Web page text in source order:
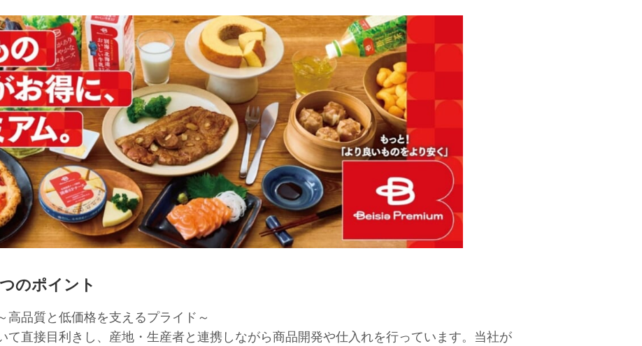
のポイント
品質と低価格を支えるプライド～
て直接目利きし、産地・生産者と連携しながら商品開発や仕入れを行っています。当社が